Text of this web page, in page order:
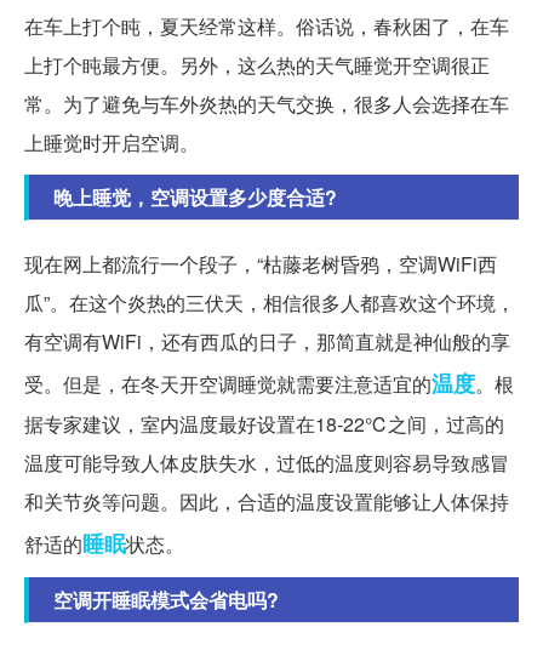
在车上打个盹，夏天经常这样。俗话说，春秋困了，在车
上打个盹最方便。另外，这么热的天气睡觉开空调很正
常。为了避免与车外炎热的天气交换，很多人会选择在车
上睡觉时开启空调。
晚上睡觉，空调设置多少度合适?
现在网上都流行一个段子，“枯藤老树昏鸦，空调WiFi西
瓜”。在这个炎热的三伏天，相信很多人都喜欢这个环境，
有空调有WiFi，还有西瓜的日子，那简直就是神仙般的享
受。但是，在冬天开空调睡觉就需要注意适宜的温度。根
据专家建议，室内温度最好设置在18-22℃之间，过高的
温度可能导致人体皮肤失水，过低的温度则容易导致感冒
和关节炎等问题。因此，合适的温度设置能够让人体保持
舒适的睡眠状态。
空调开睡眠模式会省电吗?